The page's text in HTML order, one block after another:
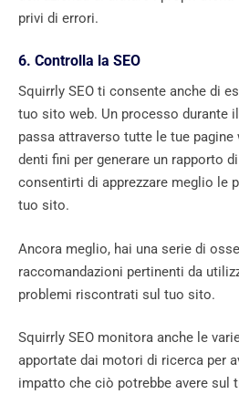
privi di errori.
6. Controlla la SEO
Squirrly SEO ti consente anche di
tuo sito web. Un processo durante
passa attraverso tutte le tue pagine
denti fini per generare un rapporto
consentirti di apprezzare meglio le
tuo sito.
Ancora meglio, hai una serie di
raccomandazioni pertinenti da
problemi riscontrati sul tuo sito.
Squirrly SEO monitora anche le
apportate dai motori di ricerca per
impatto che ciò potrebbe avere sul